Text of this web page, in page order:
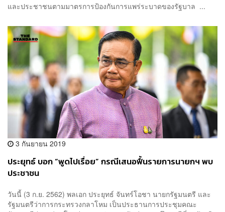
และประชาชนตามมาตรการป้องกันการแพร่ระบาดของรัฐบาล ...
3 กันยายน 2019
ประยุทธ์ บอก “พูดไปเรื่อย” กรณีเสนอฟื้นรายการนายกฯ พบ
ประชาชน
วันนี้ (3 ก.ย. 2562) พลเอก ประยุทธ์ จันทร์โอชา นายกรัฐมนตรี และ
รัฐมนตรีว่าการกระทรวงกลาโหม เป็นประธานการประชุมคณะ